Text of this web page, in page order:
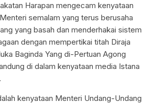
Harapan mengecam kenyataan
semalam yang terus berusaha
yang basah dan menderhakai sistem
dengan mempertikai titah Diraja
Baginda Yang di-Pertuan Agong
di dalam kenyataan media Istana
kenyataan Menteri Undang-Undang